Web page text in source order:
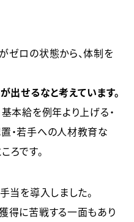
ゼロの状態から、体制を
出せるなと考えています。
本給を例年より上げる・
・若手への人材教育な
ろです。
当を導入しました。
得に苦戦する一面もあり